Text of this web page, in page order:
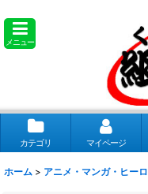
メニュー
カテゴリ マイページ
ホーム > アニメ・マンガ・ヒー